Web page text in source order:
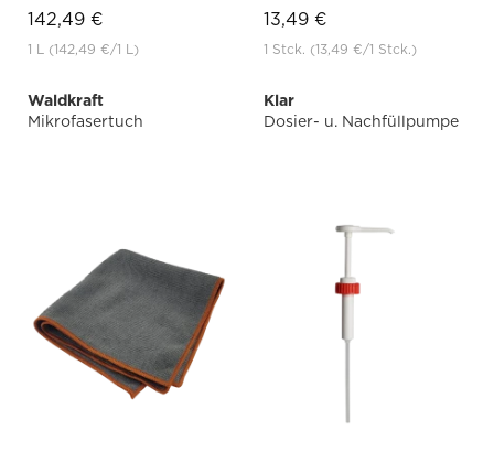
142,49 €
1 L (142,49 €/1 L)
13,49 €
1 Stck. (13,49 €/1 Stck.)
Waldkraft
Mikrofasertuch
Klar
Dosier- u. Nachfüllpumpe